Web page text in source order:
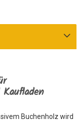
Buchenholz wird